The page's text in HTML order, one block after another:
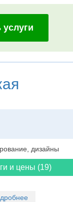
услуги
дизайны
и цены (19)